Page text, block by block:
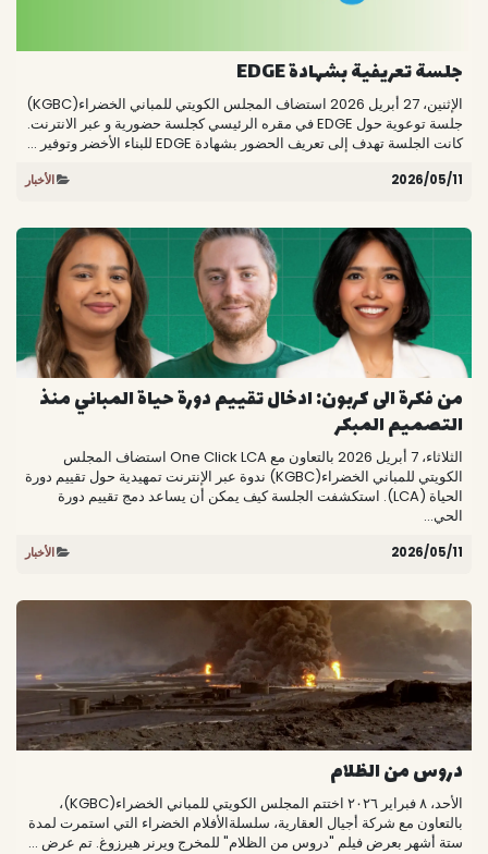
جلسة تعريفية بشهادة EDGE
الإثنين، 27 أبريل 2026 استضاف المجلس الكويتي للمباني الخضراء(KGBC)
جلسة توعوية حول EDGE في مقره الرئيسي كجلسة حضورية و عبر الانترنت.
كانت الجلسة تهدف إلى تعريف الحضور بشهادة EDGE للبناء الأخضر وتوفير ...
11‏/05‏/2026 الأخبار
من فكرة الى كربون: ادخال تقييم دورة حياة المباني منذ
التصميم المبكر
الثلاثاء، 7 أبريل 2026 بالتعاون مع One Click LCA استضاف المجلس
الكويتي للمباني الخضراء(KGBC) ندوة عبر الإنترنت تمهيدية حول تقييم دورة
الحياة (LCA). استكشفت الجلسة كيف يمكن أن يساعد دمج تقييم دورة
الحي...
11‏/05‏/2026 الأخبار
دروس من الظلام
الأحد، ٨ فبراير ٢٠٢٦ اختتم المجلس الكويتي للمباني الخضراء(KGBC)،
بالتعاون مع شركة أجيال العقارية، سلسلةالأفلام الخضراء التي استمرت لمدة
ستة أشهر بعرض فيلم "دروس من الظلام" للمخرج ويرنر هيرزوغ. تم عرض ...